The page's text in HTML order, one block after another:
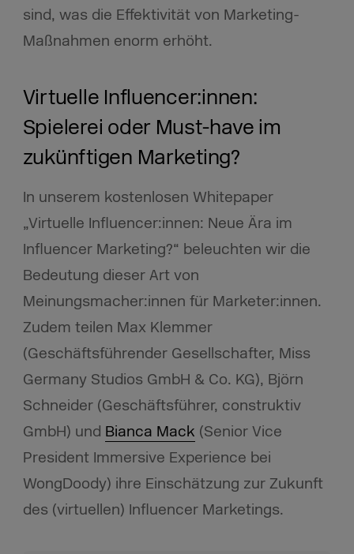
sind, was die Effektivität von Marketing-
Maßnahmen enorm erhöht.
Virtuelle Influencer:innen:
Spielerei oder Must-have im
zukünftigen Marketing?
In unserem kostenlosen Whitepaper
„Virtuelle Influencer:innen: Neue Ära im
Influencer Marketing?“ beleuchten wir die
Bedeutung dieser Art von
Meinungsmacher:innen für Marketer:innen.
Zudem teilen Max Klemmer
(Geschäftsführender Gesellschafter, Miss
Germany Studios GmbH & Co. KG), Björn
Schneider (Geschäftsführer, construktiv
GmbH) und Bianca Mack (Senior Vice
President Immersive Experience bei
WongDoody) ihre Einschätzung zur Zukunft
des (virtuellen) Influencer Marketings.